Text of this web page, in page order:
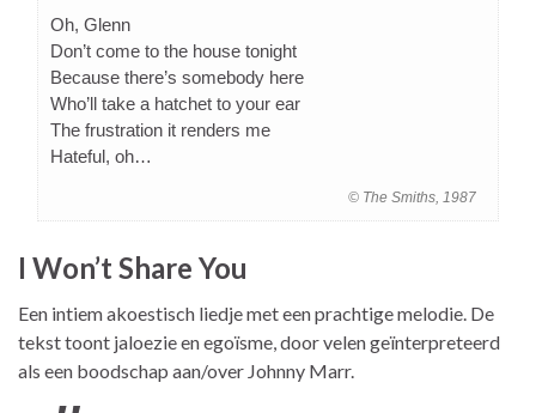
Oh, Glenn
Don’t come to the house tonight
Because there’s somebody here
Who’ll take a hatchet to your ear
The frustration it renders me
Hateful, oh…
© The Smiths, 1987
I Won’t Share You
Een intiem akoestisch liedje met een prachtige melodie. De
tekst toont jaloezie en egoïsme, door velen geïnterpreteerd
als een boodschap aan/over Johnny Marr.